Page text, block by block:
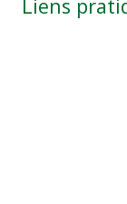
Liens